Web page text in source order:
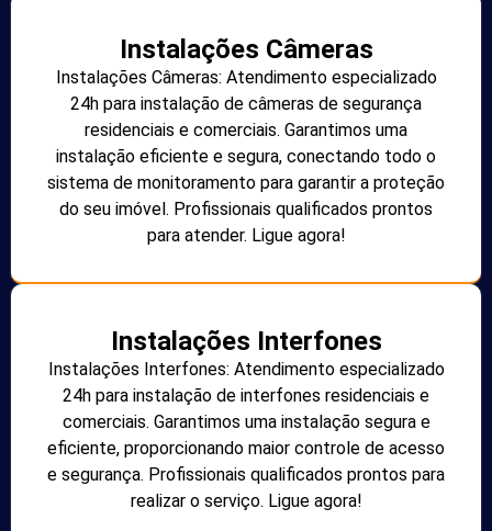
Instalações Câmeras
Instalações Câmeras: Atendimento especializado
24h para instalação de câmeras de segurança
residenciais e comerciais. Garantimos uma
instalação eficiente e segura, conectando todo o
sistema de monitoramento para garantir a proteção
do seu imóvel. Profissionais qualificados prontos
para atender. Ligue agora!
Instalações Interfones
Instalações Interfones: Atendimento especializado
24h para instalação de interfones residenciais e
comerciais. Garantimos uma instalação segura e
eficiente, proporcionando maior controle de acesso
e segurança. Profissionais qualificados prontos para
realizar o serviço. Ligue agora!